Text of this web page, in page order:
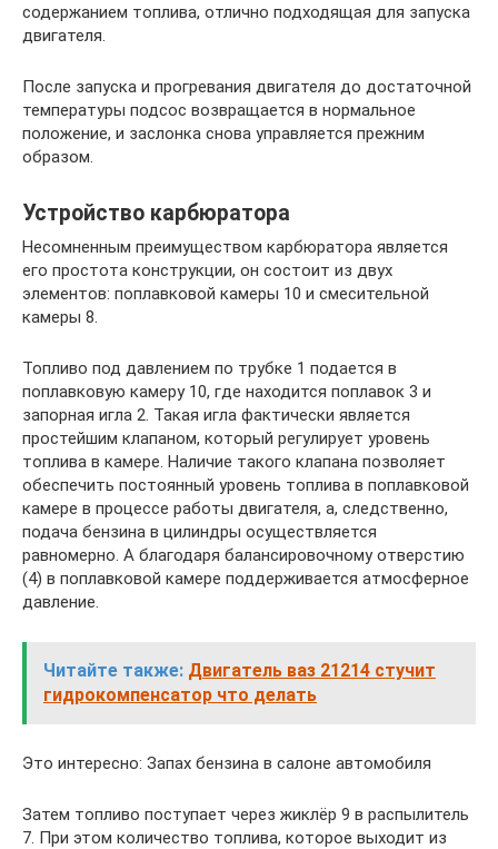
содержанием топлива, отлично подходящая для запуска
двигателя.
После запуска и прогревания двигателя до достаточной
температуры подсос возвращается в нормальное
положение, и заслонка снова управляется прежним
образом.
Устройство карбюратора
Несомненным преимуществом карбюратора является
его простота конструкции, он состоит из двух
элементов: поплавковой камеры 10 и смесительной
камеры 8.
Топливо под давлением по трубке 1 подается в
поплавковую камеру 10, где находится поплавок 3 и
запорная игла 2. Такая игла фактически является
простейшим клапаном, который регулирует уровень
топлива в камере. Наличие такого клапана позволяет
обеспечить постоянный уровень топлива в поплавковой
камере в процессе работы двигателя, а, следственно,
подача бензина в цилиндры осуществляется
равномерно. А благодаря балансировочному отверстию
(4) в поплавковой камере поддерживается атмосферное
давление.
Читайте также: Двигатель ваз 21214 стучит
гидрокомпенсатор что делать
Это интересно: Запах бензина в салоне автомобиля
Затем топливо поступает через жиклёр 9 в распылитель
7. При этом количество топлива, которое выходит из